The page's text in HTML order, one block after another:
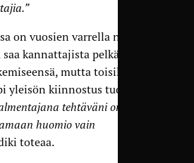
on vuosien varrella nähty,
kannattajista pelkästään
mutta toisille
yleisön kiinnostus tuottaa
tehtäväni on auttaa
huomio vain
toteaa.